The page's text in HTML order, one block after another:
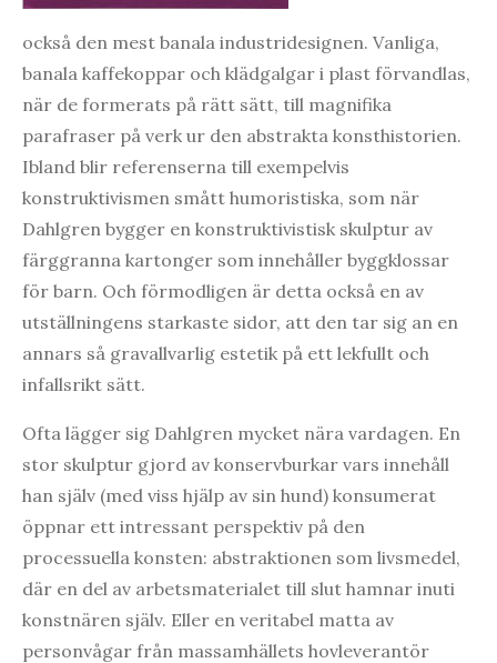
också den mest banala industridesignen. Vanliga,
banala kaffekoppar och klädgalgar i plast förvandlas,
när de formerats på rätt sätt, till magnifika
parafraser på verk ur den abstrakta konsthistorien.
Ibland blir referenserna till exempelvis
konstruktivismen smått humoristiska, som när
Dahlgren bygger en konstruktivistisk skulptur av
färggranna kartonger som innehåller byggklossar
för barn. Och förmodligen är detta också en av
utställningens starkaste sidor, att den tar sig an en
annars så gravallvarlig estetik på ett lekfullt och
infallsrikt sätt.
Ofta lägger sig Dahlgren mycket nära vardagen. En
stor skulptur gjord av konservburkar vars innehåll
han själv (med viss hjälp av sin hund) konsumerat
öppnar ett intressant perspektiv på den
processuella konsten: abstraktionen som livsmedel,
där en del av arbetsmaterialet till slut hamnar inuti
konstnären själv. Eller en veritabel matta av
personvågar från massamhällets hovleverantör